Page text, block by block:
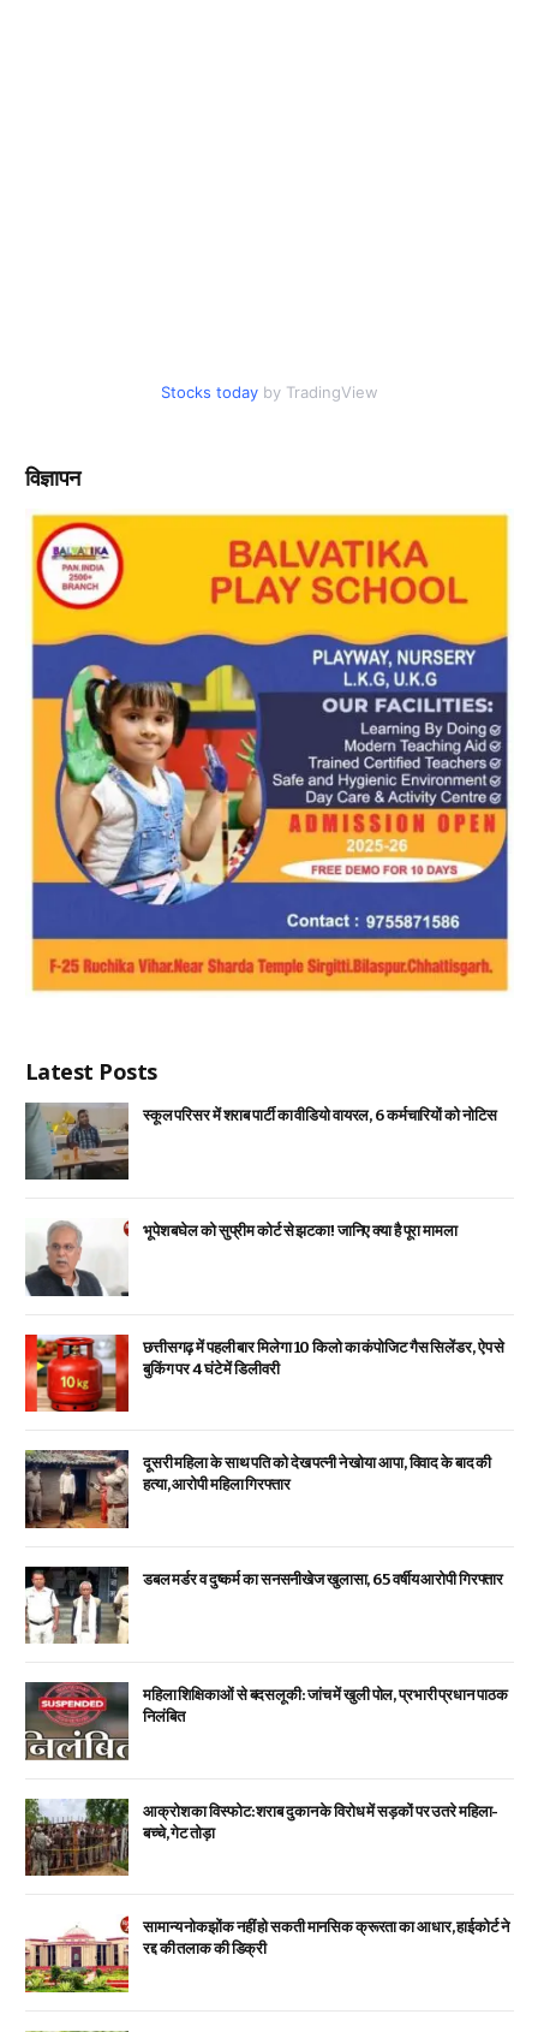
Stocks today by TradingView
विज्ञापन
Latest Posts
स्कूल परिसर में शराब पार्टी का वीडियो वायरल, 6 कर्मचारियों को नोटिस
भूपेश बघेल को सुप्रीम कोर्ट से झटका! जानिए क्या है पूरा मामला
छत्तीसगढ़ में पहली बार मिलेगा 10 किलो का कंपोजिट गैस सिलेंडर, ऐप से
बुकिंग पर 4 घंटे में डिलीवरी
दूसरी महिला के साथ पति को देख पत्नी ने खोया आपा, विवाद के बाद की
हत्या, आरोपी महिला गिरफ्तार
डबल मर्डर व दुष्कर्म का सनसनीखेज खुलासा, 65 वर्षीय आरोपी गिरफ्तार
महिला शिक्षिकाओं से बदसलूकी: जांच में खुली पोल, प्रभारी प्रधान पाठक
निलंबित
आक्रोश का विस्फोट: शराब दुकान के विरोध में सड़कों पर उतरे महिला-
बच्चे, गेट तोड़ा
सामान्य नोकझोंक नहीं हो सकती मानसिक क्रूरता का आधार, हाईकोर्ट ने
रद्द की तलाक की डिक्री